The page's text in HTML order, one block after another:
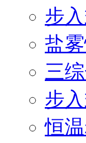
步
盐
三
步
恒